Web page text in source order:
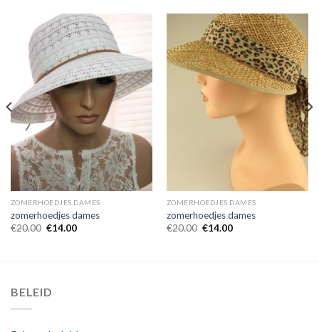
ZOMERHOEDJES DAMES
zomerhoedjes dames
€20.00 €14.00
ZOMERHOEDJES DAMES
zomerhoedjes dames
€20.00 €14.00
BELEID